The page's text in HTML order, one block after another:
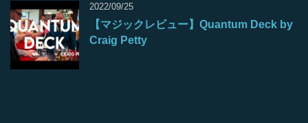
2022/09/25
【マジックレビュー】Quantum Deck by
Craig Petty